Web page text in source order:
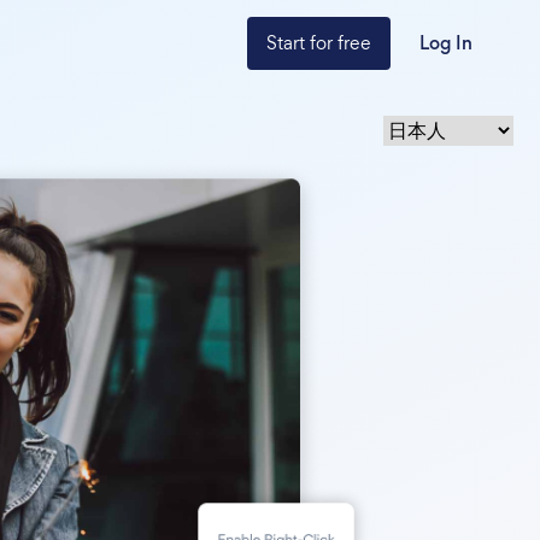
Start for free Log In